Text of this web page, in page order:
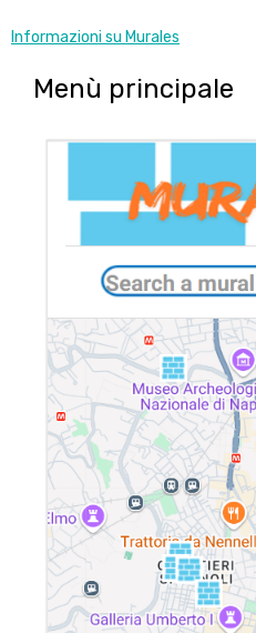
Informazioni su Murales
Menù principale